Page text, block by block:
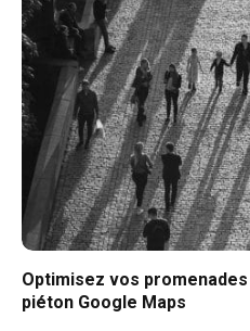
Optimisez vos
piéton Google Maps